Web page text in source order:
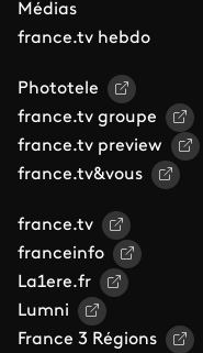
Médias
france.tv hebdo
Phototele
france.tv groupe
france.tv preview
france.tv&vous
france.tv
franceinfo
La1ere.fr
Lumni
France 3 Régions